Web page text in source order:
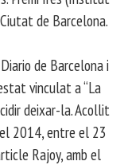
de Barcelona.
de Barcelona i
vinculat a “La
deixar-la. Acollit
2014, entre el 23
Rajoy, amb el